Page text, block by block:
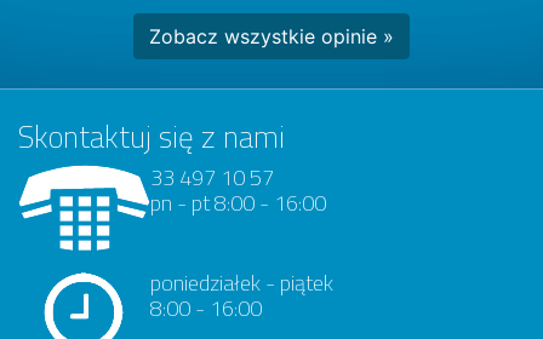
Zobacz wszystkie opinie »
Skontaktuj się z nami
33 497 10 57
pn - pt 8:00 - 16:00
poniedziałek - piątek
8:00 - 16:00